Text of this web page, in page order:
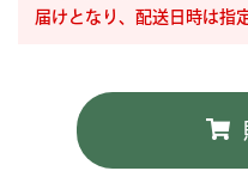
届けとなり、配送日時は指